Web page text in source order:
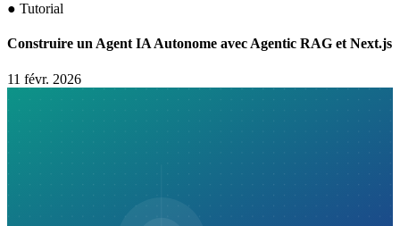
● Tutorial
Construire un Agent IA Autonome avec Agentic RAG et Next.js
11 févr. 2026